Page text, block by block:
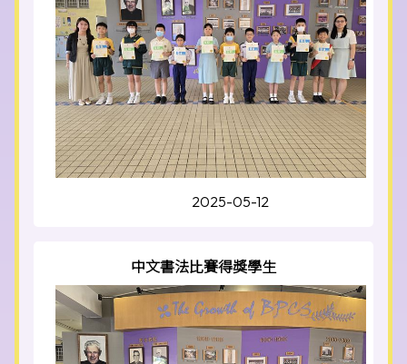
2025-05-12
中文書法比賽得獎學生